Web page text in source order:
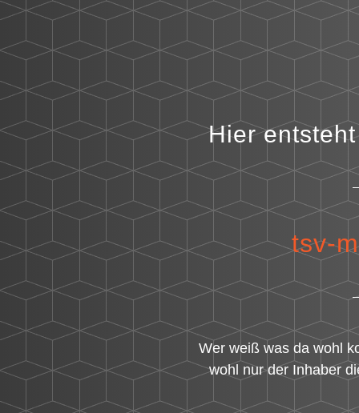
Hier
tsv-
Wer weiß was da wohl
wohl nur der Inhaber